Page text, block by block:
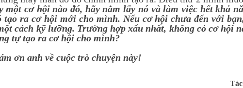
một cơ hội nào đó, hãy nắm lấy nó và làm việc hết khả
tạo ra cơ hội mới cho mình. Nếu cơ hội chưa đến với
cách kỹ lưỡng. Trường hợp xấu nhất, không có cơ hội
tự tạo ra cơ hội cho mình?
ơn anh về cuộc trò chuyện này!